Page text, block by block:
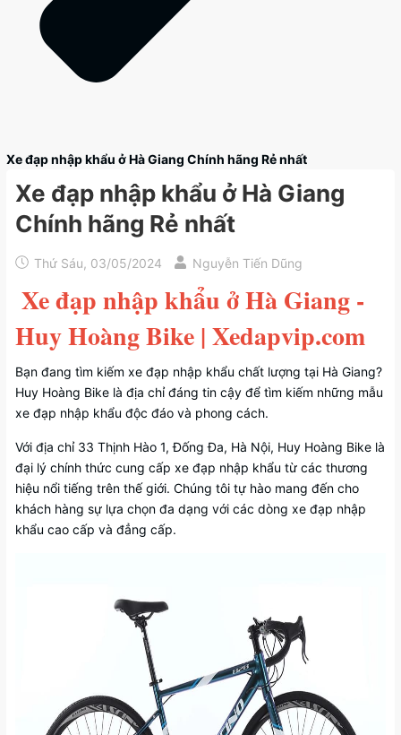
Xe đạp nhập khẩu ở Hà Giang Chính hãng Rẻ nhất
Xe đạp nhập khẩu ở Hà Giang
Chính hãng Rẻ nhất
Thứ Sáu, 03/05/2024 Nguyễn Tiến Dũng
Xe đạp nhập khẩu ở Hà Giang -
Huy Hoàng Bike | Xedapvip.com
Bạn đang tìm kiếm xe đạp nhập khẩu chất lượng tại Hà Giang?
Huy Hoàng Bike là địa chỉ đáng tin cậy để tìm kiếm những mẫu
xe đạp nhập khẩu độc đáo và phong cách.
Với địa chỉ 33 Thịnh Hào 1, Đống Đa, Hà Nội, Huy Hoàng Bike là
đại lý chính thức cung cấp xe đạp nhập khẩu từ các thương
hiệu nổi tiếng trên thế giới. Chúng tôi tự hào mang đến cho
khách hàng sự lựa chọn đa dạng với các dòng xe đạp nhập
khẩu cao cấp và đẳng cấp.